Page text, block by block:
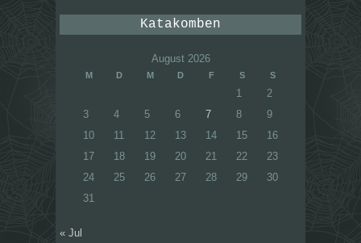
Katakomben
August 2026
M D M D F S S
1
2
3
4 5 6 7 8
9
10
11 12 13 14 15
16
17
18 19 20 21 22
23
24
25 26 27 28 29
30
31
« Jul